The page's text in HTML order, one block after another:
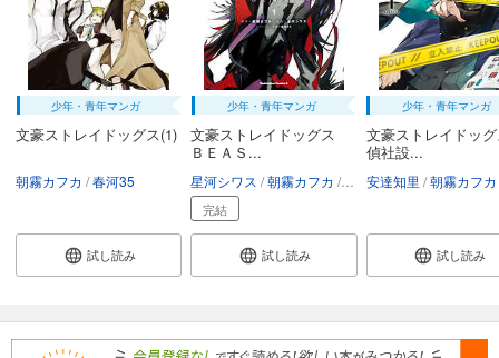
少年・青年マンガ
文豪ストレイドッグス(1)
朝霧カフカ 春河35
試し読み
少年・青年マンガ
文豪ストレイドッグス
ＢＥＡＳ...
星河シワス 朝霧カフカ 春河35
完結
試し読み
少年・青年マンガ
文豪ストレイドッ
偵社設...
安達知里 朝霧カフカ
試し読み